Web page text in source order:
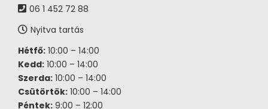
06 1 452 72 88
Nyitva tartás
Hétfő: 10:00 – 14:00
Kedd: 10:00 – 14:00
Szerda: 10:00 – 14:00
Csütörtök: 10:00 – 14:00
Péntek: 9:00 – 12:00